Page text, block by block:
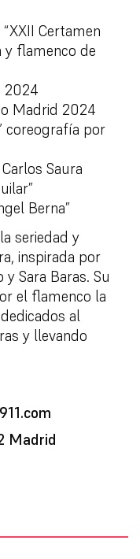
Certamen
y flamenco de
2024
Madrid 2024
coreografía por
Saura
Berna”
seriedad y
inspirada por
Sara Baras. Su
el flamenco la
al
y llevando
Madrid